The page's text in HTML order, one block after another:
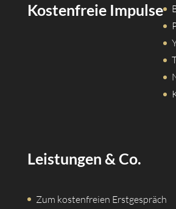
Kostenfreie Impulse
Leistungen & Co.
Zum kostenfreien Erstgespräch